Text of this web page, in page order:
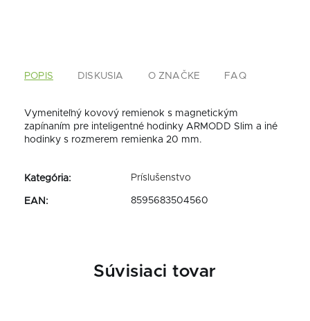
POPIS DISKUSIA O ZNAČKE FAQ
Vymeniteľný kovový remienok s magnetickým
zapínaním pre inteligentné hodinky ARMODD Slim a iné
hodinky s rozmerem remienka 20 mm.
Kategória: Príslušenstvo
EAN : 8595683504560
Súvisiaci tovar